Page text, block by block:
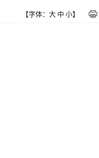
【字体： 大 中 小】